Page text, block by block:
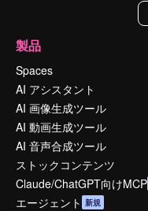
製品
Spaces
AI アシスタント
AI 画像生成ツール
AI 動画生成ツール
AI 音声合成ツール
ストックコンテンツ
Claude/ChatGPT向けMCP
エージェント 新規